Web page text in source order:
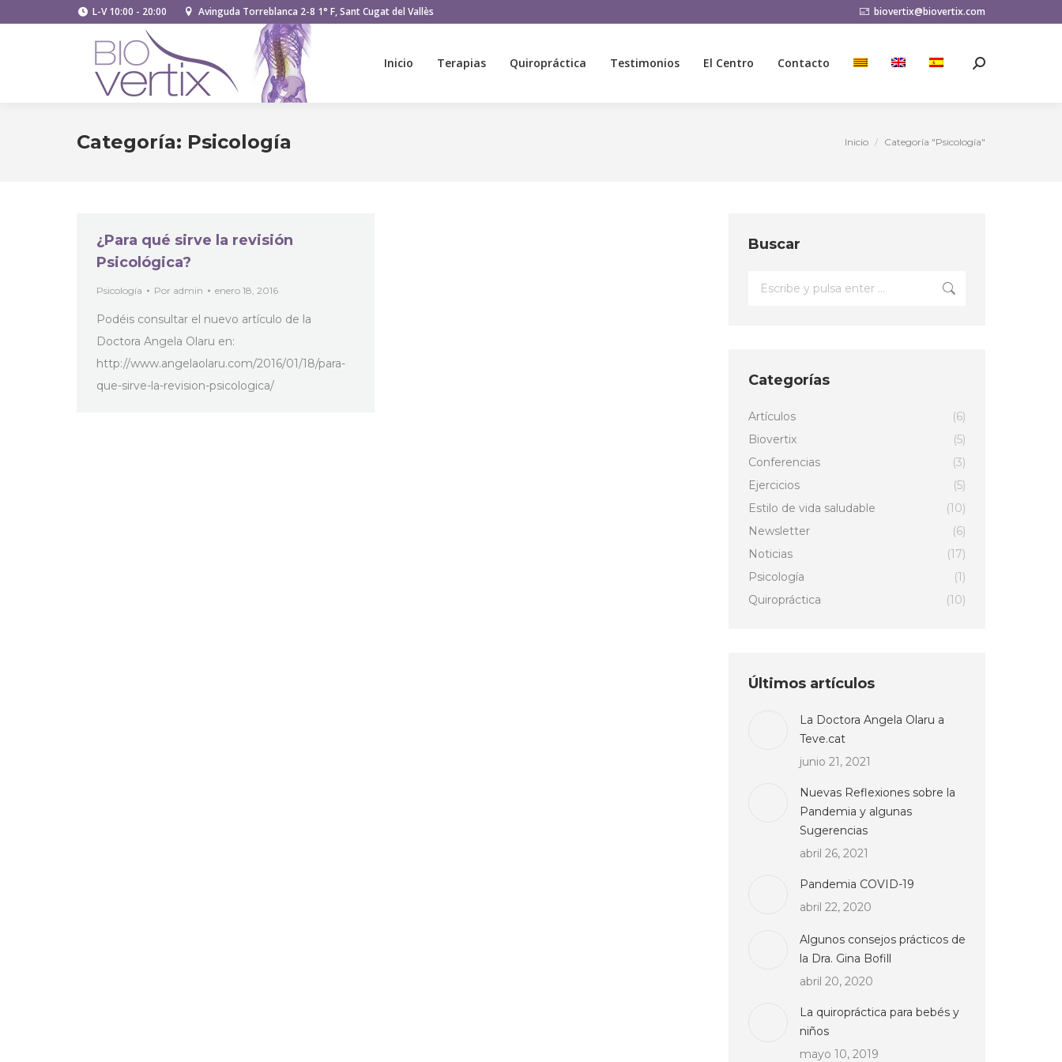
L-V 10:00 - 20:00 Avinguda Torreblanca 2-8 1° F, Sant Cugat del Vallès biovertix@biovertix.com
Inicio Terapias Quiropráctica Testimonios El Centro Contacto Buscar:
Categoría: Psicología Estás aquí:
Inicio Categoría "Psicología"
¿Para qué sirve la revisión
Psicológica?
Psicología Por admin enero 18, 2016
Podéis consultar el nuevo artículo de la
Doctora Angela Olaru en:
http://www.angelaolaru.com/2016/01/18/para-
que-sirve-la-revision-psicologica/
Buscar
Buscar:
Categorías
Artículos
(6)
Biovertix
(5)
Conferencias
(3)
Ejercicios
(5)
Estilo de vida saludable
(10)
Newsletter
(6)
Noticias
(17)
Psicología
(1)
Quiropráctica
(10)
Últimos artículos
La Doctora Angela Olaru a
Teve.cat
junio 21, 2021
Nuevas Reflexiones sobre la
Pandemia y algunas
Sugerencias
abril 26, 2021
Pandemia COVID-19
abril 22, 2020
Algunos consejos prácticos de
la Dra. Gina Bofill
abril 20, 2020
La quiropráctica para bebés y
niños
mayo 10, 2019
Buscar: